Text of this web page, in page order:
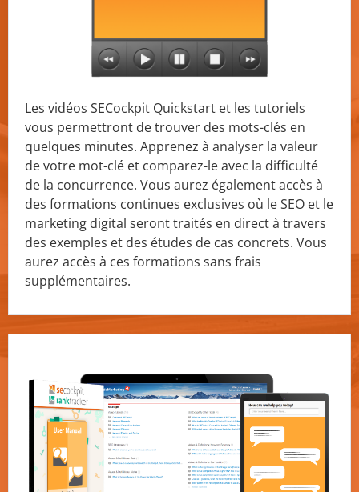
Les vidéos SECockpit Quickstart et les tutoriels
vous permettront de trouver des mots-clés en
quelques minutes. Apprenez à analyser la valeur
de votre mot-clé et comparez-le avec la difficulté
de la concurrence. Vous aurez également accès à
des formations continues exclusives où le SEO et le
marketing digital seront traités en direct à travers
des exemples et des études de cas concrets. Vous
aurez accès à ces formations sans frais
supplémentaires.